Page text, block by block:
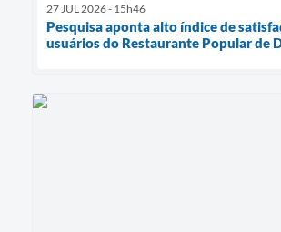
27 JUL 2026 - 15h46
Pesquisa aponta alto índice de
usuários do Restaurante Popular de